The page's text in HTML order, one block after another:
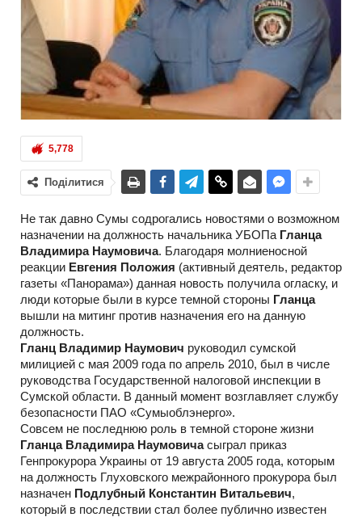
5,778
Поділитися
Не так давно Сумы содрогались новостями о возможном
назначении на должность начальника УБОПа Гланца
Владимира Наумовича. Благодаря молниеносной
реакции Евгения Положия (активный деятель, редактор
газеты «Панорама») данная новость получила огласку, и
люди которые были в курсе темной стороны Гланца
вышли на митинг против назначения его на данную
должность.
Гланц Владимир Наумович руководил сумской
милицией с мая 2009 года по апрель 2010, был в числе
руководства Государственной налоговой инспекции в
Сумской области. В данный момент возглавляет службу
безопасности ПАО «Сумыоблэнерго».
Совсем не последнюю роль в темной стороне жизни
Гланца Владимира Наумовичасыграл приказ
Генпрокурора Украины от 19 августа 2005 года, которым
на должность Глуховского межрайонного прокурора был
назначен Подлубный Константин Витальевич,
который в последствии стал более публично известен